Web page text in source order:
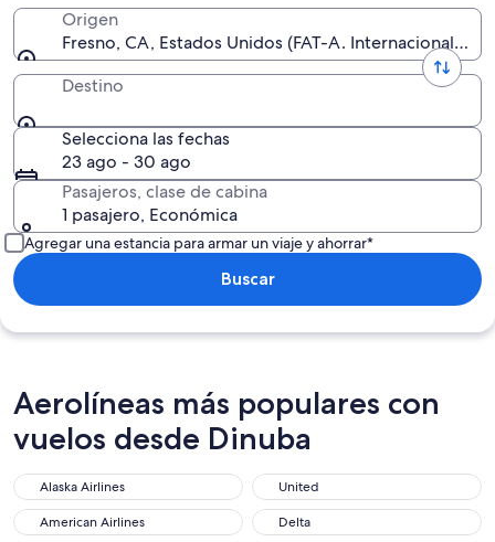
Origen
Fresno, CA, Estados Unidos (FAT-A. Internacional de
Destino
Selecciona las fechas
23 ago - 30 ago
Pasajeros, clase de cabina
1 pasajero, Económica
Agregar una estancia para armar un viaje y ahorrar*
Buscar
Aerolíneas más populares con
vuelos desde Dinuba
Alaska Airlines
United
American Airlines
Delta